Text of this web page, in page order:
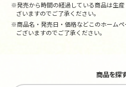
※発売から時間の経過している商品は生
ざいますのでご了承ください。
※商品名・発売日・価格などこのホーム
ございますのでご了承ください。
商品を探